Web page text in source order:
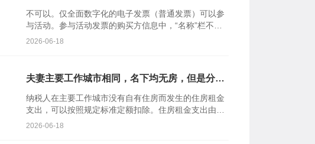
不可以。仅全面数字化的电子发票（普通发票）可以参
与活动。参与活动发票的购买方信息中，“名称”栏不能
为“个人”二字，需为消费者本人真实姓名，且该姓名要
2026-06-18
夫妻主要工作城市相同，名下均无房，但是分别
纳税人在主要工作城市没有自有住房而发生的住房租金
支出，可以按照规定标准定额扣除。住房租金支出由签
订租赁住房合同的承租人扣除。夫妻双方主要工作城市
2026-06-18